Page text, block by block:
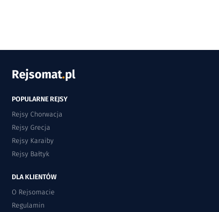
Rejsomat.pl
POPULARNE REJSY
Rejsy Chorwacja
Rejsy Grecja
Rejsy Karaiby
Rejsy Bałtyk
DLA KLIENTÓW
O Rejsomacie
Regulamin